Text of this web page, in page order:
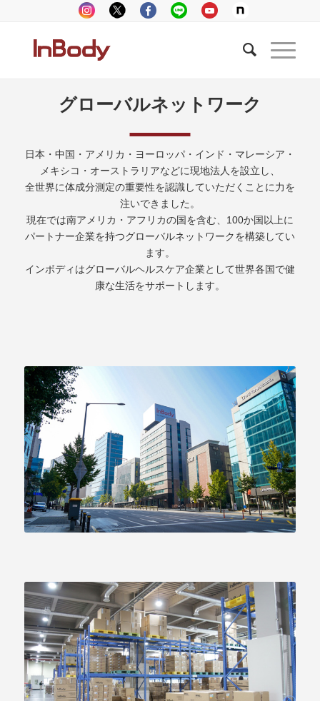
グローバルネットワーク
日本・中国・アメリカ・ヨーロッパ・インド・マレーシア・
メキシコ・オーストラリアなどに現地法人を設立し、
全世界に体成分測定の重要性を認識していただくことに力を
注いできました。
現在では南アメリカ・アフリカの国を含む、100か国以上に
パートナー企業を持つグローバルネットワークを構築してい
ます。
インボディはグローバルヘルスケア企業として世界各国で健
康な生活をサポートします。